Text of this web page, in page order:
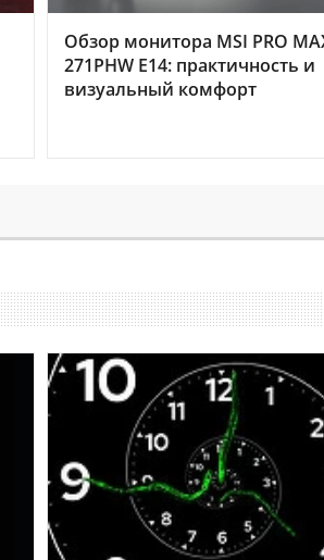
Обзор монитора MSI PRO
271PHW E14: практичность и
визуальный комфорт